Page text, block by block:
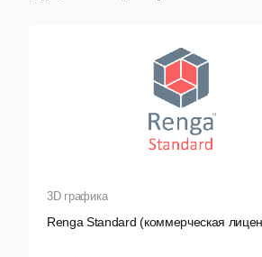
3D графика
Renga Standard (коммерческая